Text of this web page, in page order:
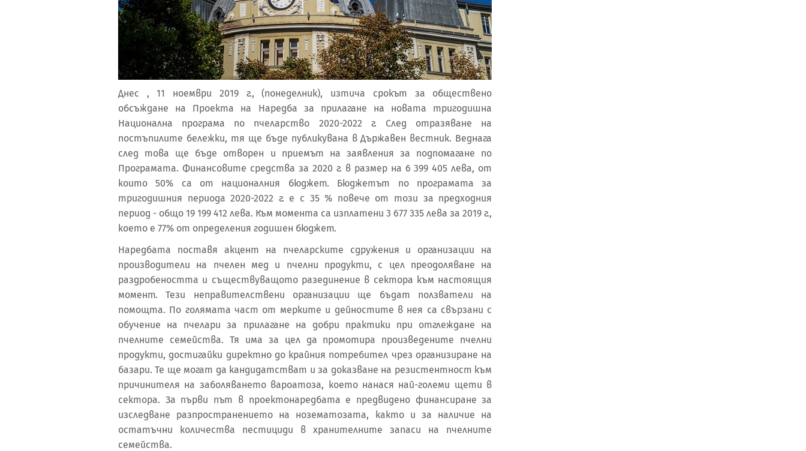
Днес , 11 ноември 2019 г., (понеделник), изтича срокът за обществено
обсъждане на Проекта на Наредба за прилагане на новата тригодишна
Национална програма по пчеларство 2020-2022 г. След отразяване на
постъпилите бележки, тя ще бъде публикувана в Държавен вестник. Веднага
след това ще бъде отворен и приемът на заявления за подпомагане по
Програмата. Финансовите средства за 2020 г. в размер на 6 399 405 лева, от
които 50% са от националния бюджет. Бюджетът по програмата за
тригодишния периода 2020-2022 г. е с 35 % повече от този за предходния
период - общо 19 199 412 лева. Към момента са изплатени 3 677 335 лева за 2019 г.,
което е 77% от определения годишен бюджет.
Наредбата поставя акцент на пчеларските сдружения и организации на
производители на пчелен мед и пчелни продукти, с цел преодоляване на
раздробеността и съществуващото разединение в сектора към настоящия
момент. Тези неправителствени организации ще бъдат ползватели на
помощта. По голямата част от мерките и дейностите в нея са свързани с
обучение на пчелари за прилагане на добри практики при отглеждане на
пчелните семейства. Тя има за цел да промотира произведените пчелни
продукти, достигайки директно до крайния потребител чрез организиране на
базари. Те ще могат да кандидатстват и за доказване на резистентност към
причинителя на заболяването вароатоза, което нанася най-големи щети в
сектора. За първи път в проектонаредбата е предвидено финансиране за
изследване разпространението на нозематозата, както и за наличие на
остатъчни количества пестициди в хранителните запаси на пчелните
семейства.